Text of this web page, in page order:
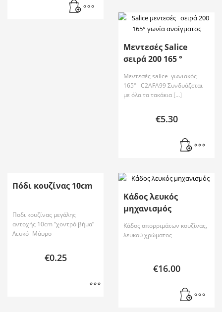
Μεντεσές Salice
σειρά 200 165 °
Μεντεσές salice γωνιακός
165° C2AFA99 Συνδυάζεται
με όλα τα τακάκια […]
€5.30
Πόδι κουζίνας 10cm
Ποδι κουζίνας μεγάλης
αντοχής 10cm “χοντρό βήμα”
Λευκό -Μάυρο
€0.25
Κάδος λευκός
μηχανισμός
Κάδος απορριμάτων κουζίνας,
λευκού χρώματος
€16.00